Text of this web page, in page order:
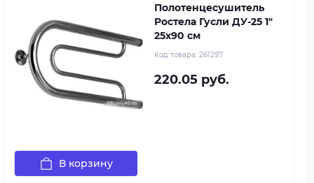
Полотенцесушитель
Ростела Гусли ДУ-25 1"
25x90 см
Код товара: 261297
220.05 руб.
В корзину